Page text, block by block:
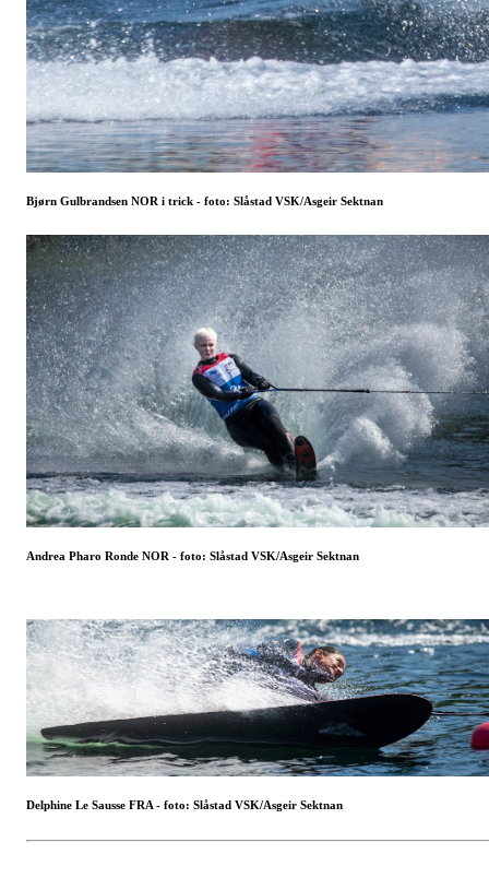
Bjørn Gulbrandsen NOR i trick - foto: Slåstad VSK/Asgeir Sektnan
Andrea Pharo Ronde NOR - foto: Slåstad VSK/Asgeir Sektnan
Delphine Le Sausse FRA - foto: Slåstad VSK/Asgeir Sektnan